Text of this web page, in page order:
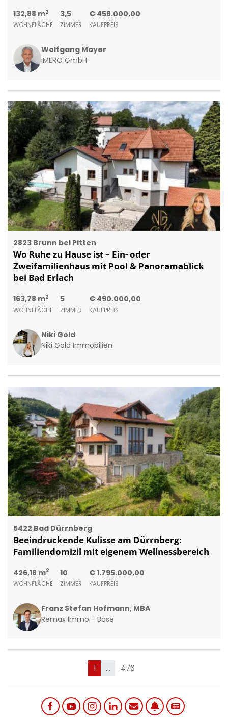
132,88 m2
WOHNFLÄCHE
3,5
ZIMMER
€ 458.000,00
KAUFPREIS
Wolfgang Mayer
IMERO GmbH
2823 Brunn bei Pitten
Wo Ruhe zu Hause ist – Ein- oder
Zweifamilienhaus mit Pool & Panoramablick
bei Bad Erlach
163,78 m2
WOHNFLÄCHE
5
ZIMMER
€ 490.000,00
KAUFPREIS
Niki Gold
Niki Gold Immobilien
5422 Bad Dürrnberg
Beeindruckende Kulisse am Dürrnberg:
Familiendomizil mit eigenem Wellnessbereich
426,18 m2
WOHNFLÄCHE
10
ZIMMER
€ 1.795.000,00
KAUFPREIS
Franz Stefan Hofmann, MBA
Remax Immo - Base
1(current)
… 476
Social links menu